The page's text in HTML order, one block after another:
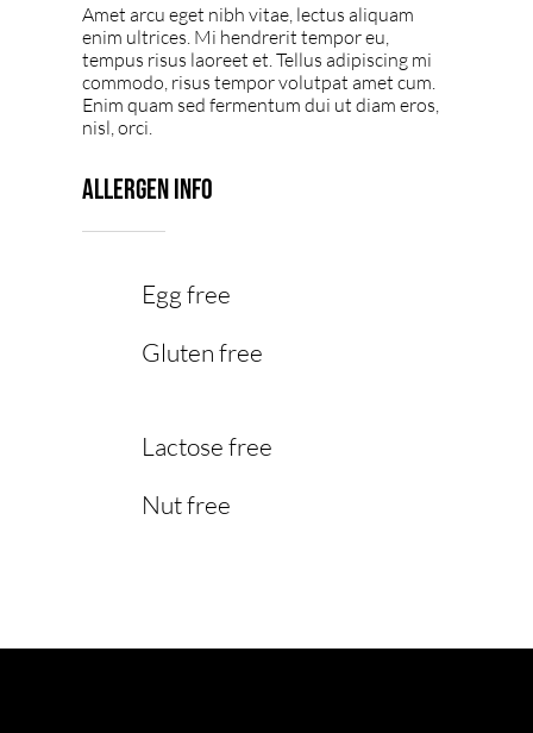
Amet arcu eget nibh vitae, lectus aliquam
enim ultrices. Mi hendrerit tempor eu,
tempus risus laoreet et. Tellus adipiscing mi
commodo, risus tempor volutpat amet cum.
Enim quam sed fermentum dui ut diam eros,
nisl, orci.
Allergen Info
Egg free
Gluten free
Lactose free
Nut free